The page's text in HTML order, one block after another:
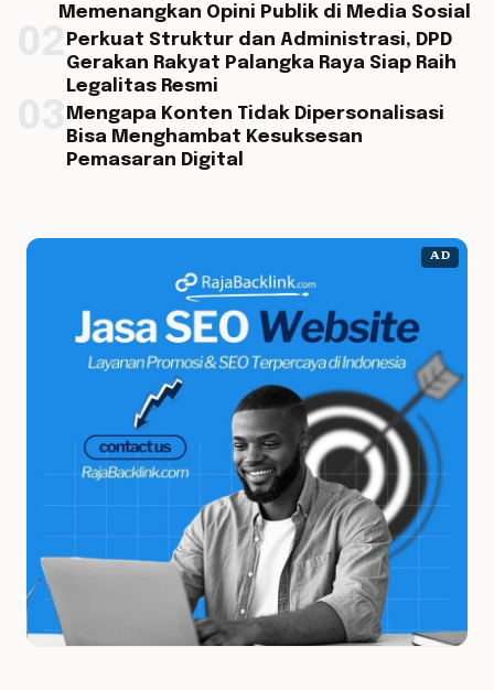
Memenangkan Opini Publik di Media Sosial
Perkuat Struktur dan Administrasi, DPD
Gerakan Rakyat Palangka Raya Siap Raih
Legalitas Resmi
Mengapa Konten Tidak Dipersonalisasi
Bisa Menghambat Kesuksesan
Pemasaran Digital
AD